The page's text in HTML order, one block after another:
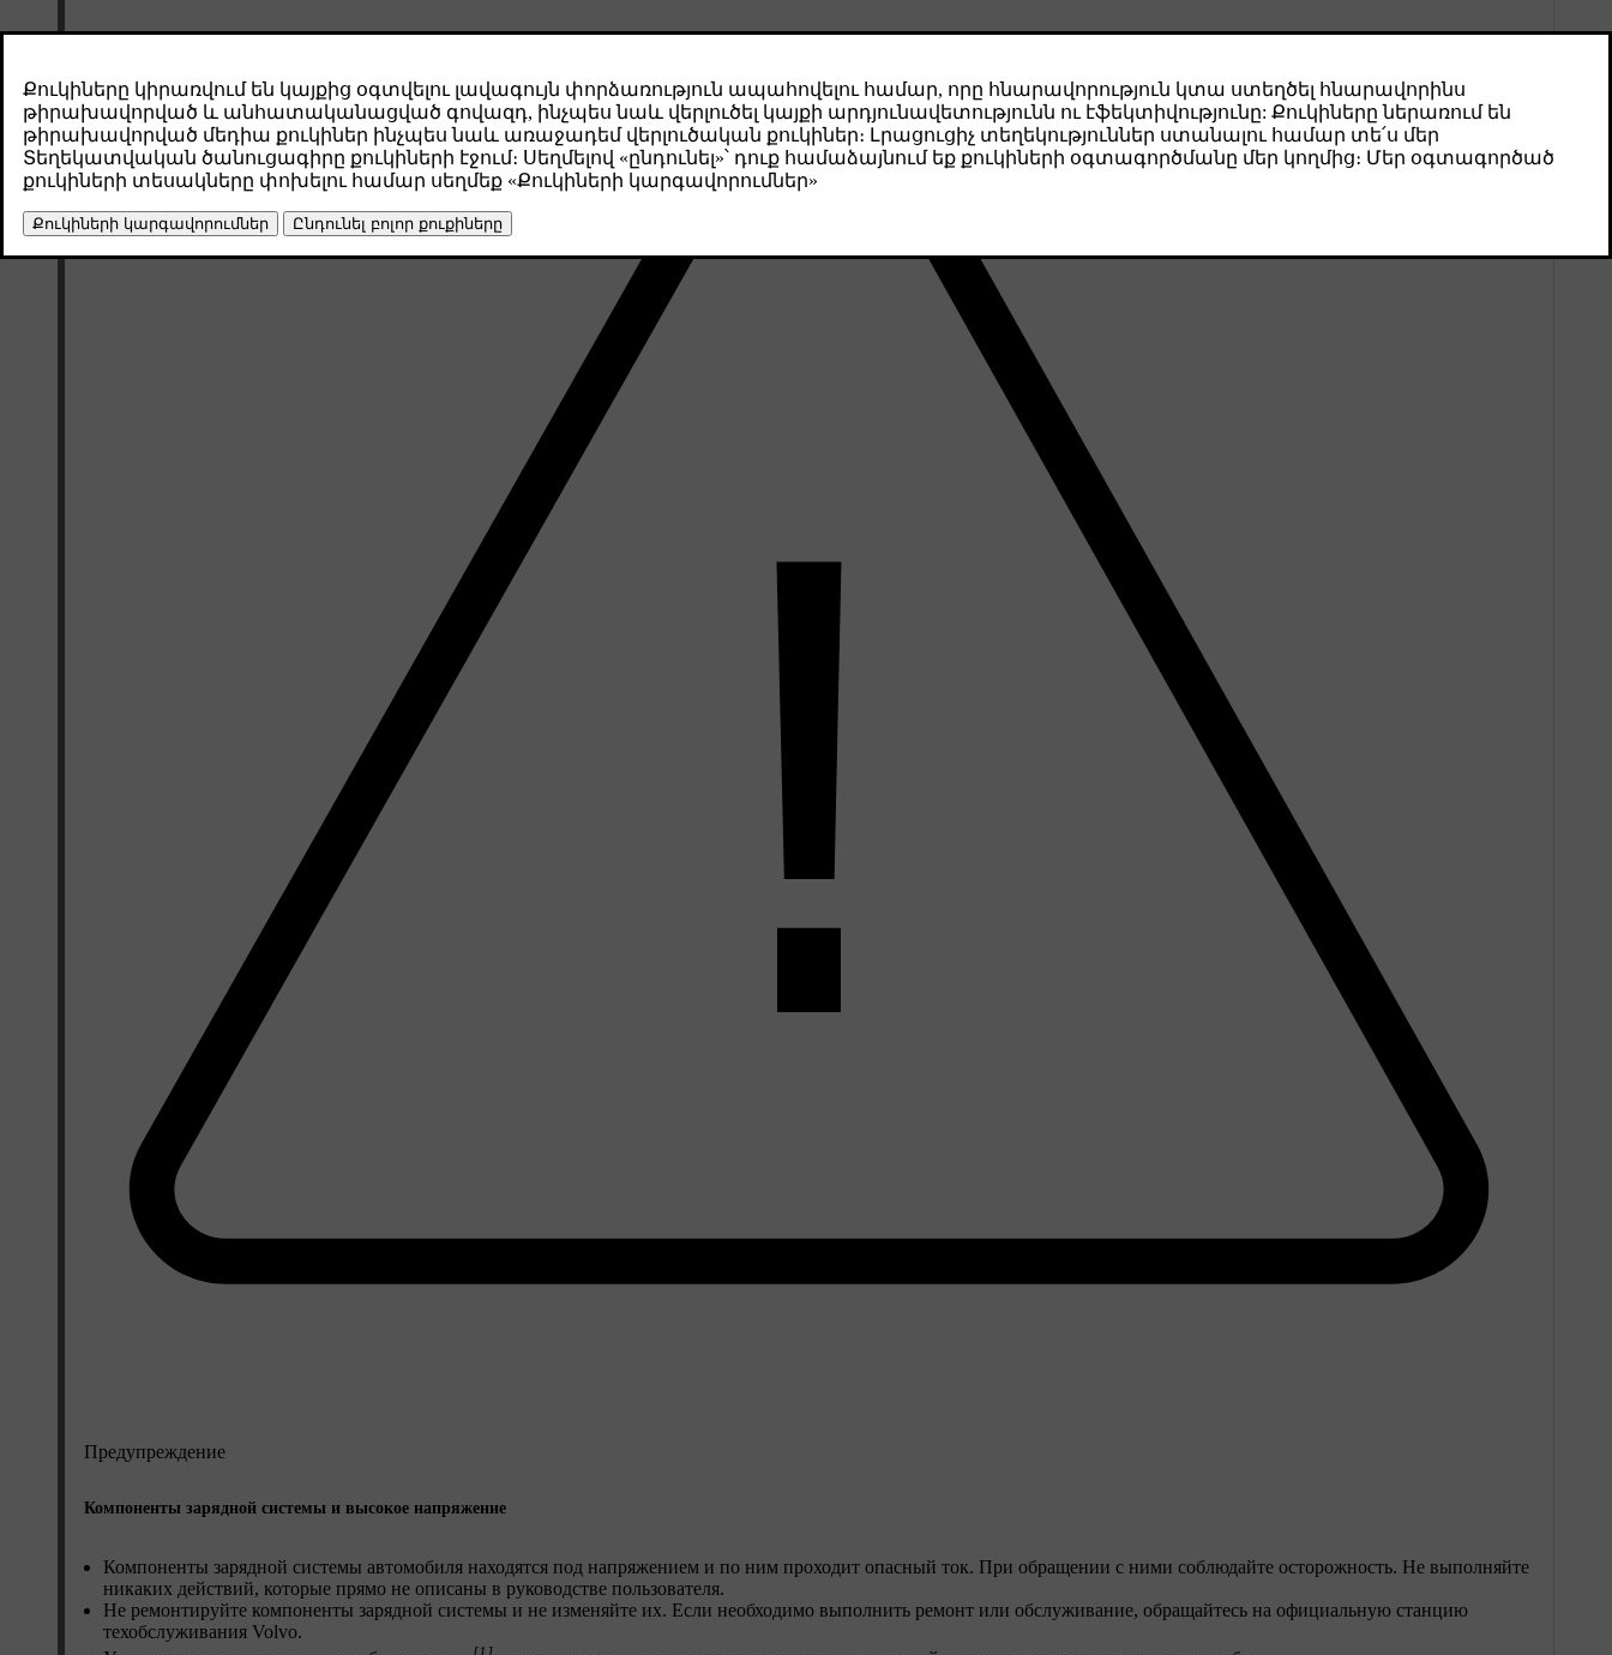
Предупреждение
Компоненты зарядной системы и высокое напряжение
Компоненты зарядной системы автомобиля находятся под напряжением и по ним проходит опасный ток. При обращении с ними соблюдайте осторожность. Не выполняйте
никаких действий, которые прямо не описаны в руководстве пользователя.
Не ремонтируйте компоненты зарядной системы и не изменяйте их. Если необходимо выполнить ремонт или обслуживание, обращайтесь на официальную станцию
техобслуживания Volvo.